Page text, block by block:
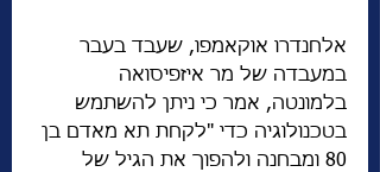
אלחנדרו אוקאמפו, שעבד בעבר
במעבדה של מר איזפיסואה
בלמונטה, אמר כי ניתן להשתמש
בטכנולוגיה כדי "לקחת תא מאדם בן
80 ומבחנה ולהפוך את הגיל של